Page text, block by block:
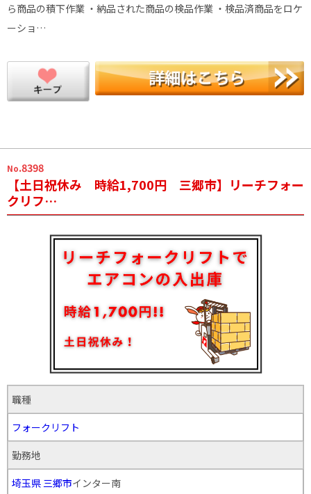
ら商品の積下作業 ・納品された商品の検品作業 ・検品済商品をロケ
ーショ…
No.8398
【土日祝休み 時給1,700円 三郷市】リーチフォー
クリフ…
職種
フォークリフト
勤務地
埼玉県 三郷市インター南